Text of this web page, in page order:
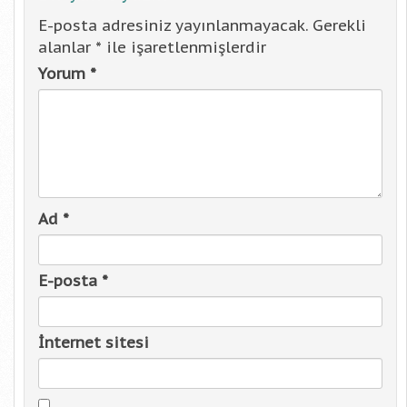
E-posta adresiniz yayınlanmayacak. Gerekli
alanlar * ile işaretlenmişlerdir
Yorum *
Ad *
E-posta *
İnternet sitesi